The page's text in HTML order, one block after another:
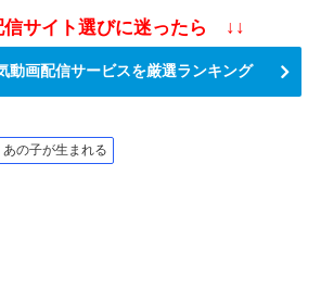
サイト選びに迷ったら ↓↓
動画配信サービスを厳選ランキング
あの子が生まれる